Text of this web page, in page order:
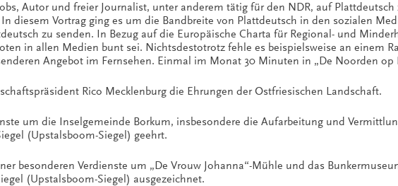
Autor und freier Journalist, unter anderem tätig für den NDR, auf
diesem Vortrag ging es um die Bandbreite von Plattdeutsch in den sozialen
zu senden. In Bezug auf die Europäische Charta für Regional- und
in allen Medien bunt sei. Nichtsdestotrotz fehle es beispielsweise an einem
Angebot im Fernsehen. Einmal im Monat 30 Minuten in „De Noorden op
Rico Mecklenburg die Ehrungen der Ostfriesischen Landschaft.
um die Inselgemeinde Borkum, insbesondere die Aufarbeitung und
(Upstalsboom-Siegel) geehrt.
besonderen Verdienste um „De Vrouw Johanna“-Mühle und das
(Upstalsboom-Siegel) ausgezeichnet.